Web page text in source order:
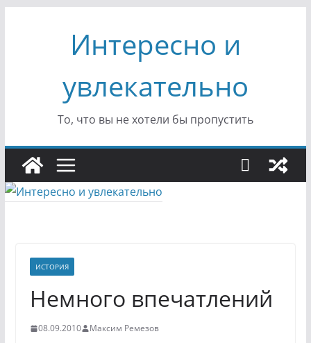
содержимомуИнтересно и
увлекательно
То, что вы не хотели бы пропустить
ИСТОРИЯ
Немного впечатлений
08.09.2010 Максим Ремезов